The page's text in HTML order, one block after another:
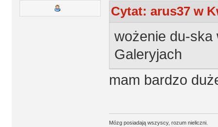
Cytat: arus37 w
wożenie du-ska
Galeryjach
mam bardzo
Mózg posiadają wszyscy, rozum nieliczni.